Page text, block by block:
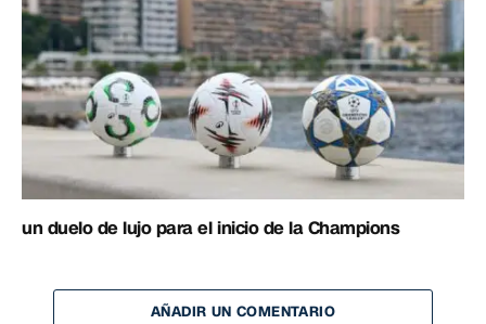
un duelo de lujo para el inicio de la Champions
AÑADIR UN COMENTARIO